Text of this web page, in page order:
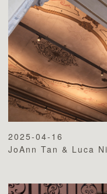
2025-04-16
JoAnn Tan & Luca